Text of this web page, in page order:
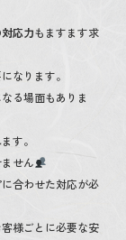
応力もますます求
なります。
る場面もありま
す。
せん
合わせた対応が必
様ごとに必要な安